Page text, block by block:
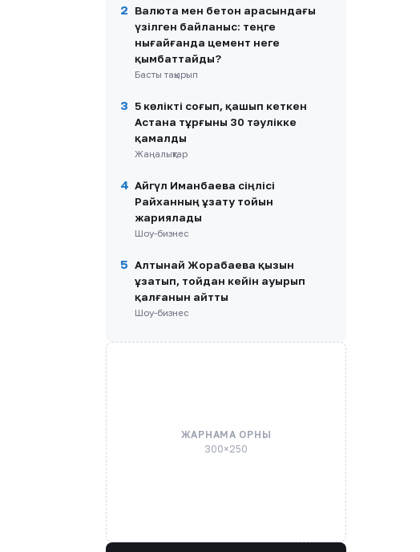
Республикалық
тасжолдардағы
антисанитария жаға
ұстатты
2
Валюта мен бетон арасындағы
үзілген байланыс: теңге
нығайғанда цемент неге
қымбаттайды?
Басты тақырып
3
5 көлікті соғып, қашып кеткен
Астана тұрғыны 30 тәулікке
қамалды
Жаңалықтар
4 Айгүл Иманбаева сіңлісі
Райханның ұзату тойын
жариялады
Шоу-бизнес
5 Алтынай Жорабаева қызын
ұзатып, тойдан кейін ауырып
қалғанын айтты
Шоу-бизнес
ЖАРНАМА ОРНЫ
300×250